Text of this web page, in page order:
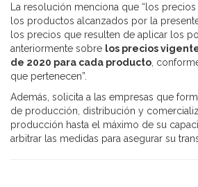
La resolución menciona que “los
los productos alcanzados por la
los precios que resulten de aplicar los
anteriormente sobre los precios
de 2020 para cada producto,
que pertenecen”.
Además, solicita a las empresas que
de producción, distribución y
producción hasta el máximo de su
arbitrar las medidas para asegurar su